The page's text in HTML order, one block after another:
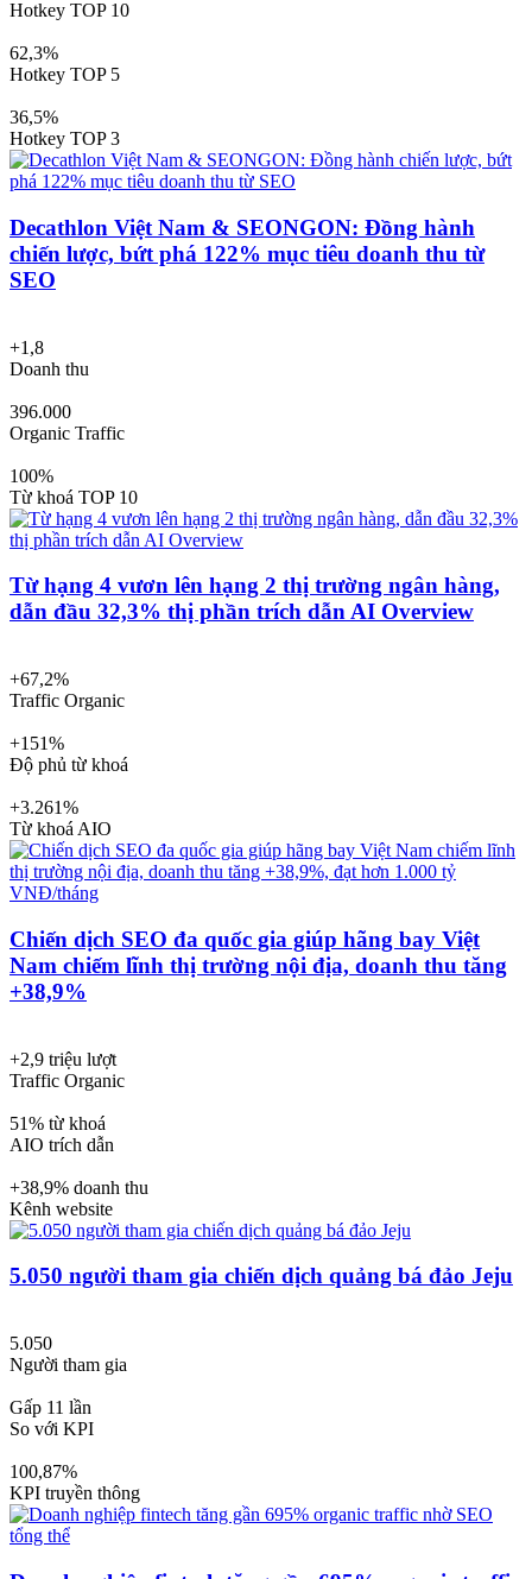
Hotkey TOP 10
62,3%
Hotkey TOP 5
36,5%
Hotkey TOP 3
Decathlon Việt Nam & SEONGON: Đồng hành
chiến lược, bứt phá 122% mục tiêu doanh thu từ
SEO
+1,8
Doanh thu
396.000
Organic Traffic
100%
Từ khoá TOP 10
Từ hạng 4 vươn lên hạng 2 thị trường ngân hàng,
dẫn đầu 32,3% thị phần trích dẫn AI Overview
+67,2%
Traffic Organic
+151%
Độ phủ từ khoá
+3.261%
Từ khoá AIO
Chiến dịch SEO đa quốc gia giúp hãng bay Việt
Nam chiếm lĩnh thị trường nội địa, doanh thu tăng
+38,9%
+2,9 triệu lượt
Traffic Organic
51% từ khoá
AIO trích dẫn
+38,9% doanh thu
Kênh website
5.050 người tham gia chiến dịch quảng bá đảo Jeju
5.050
Người tham gia
Gấp 11 lần
So với KPI
100,87%
KPI truyền thông